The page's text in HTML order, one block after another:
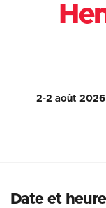
2-2 août 2026
Date et heure